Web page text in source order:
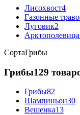
Лисохвост4
Газонные
Луговик2
Арктополевица
СортаГрибы
Грибы129
Грибы82
Шампиньон30
Вешенка13